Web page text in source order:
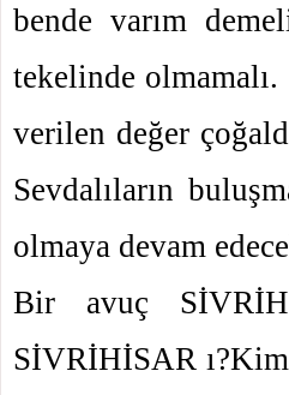
bende varım
tekelinde olmamalı.
verilen değer
Sevdalıların
olmaya devam
Bir avuç
SİVRİHİSAR